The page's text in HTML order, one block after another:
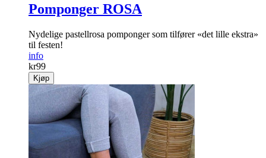
Pomponger ROSA
Nydelige pastellrosa pomponger som tilfører «det lille ekstra»
til festen!
info
kr99
Kjøp